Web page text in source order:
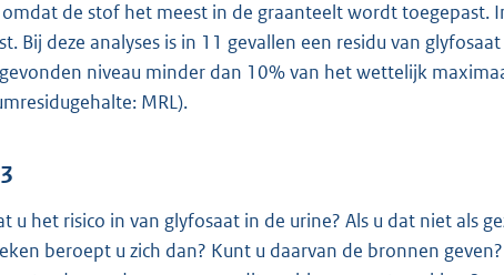
de stof het meest in de graanteelt wordt
Bij deze analyses is in 11 gevallen een residu van
niveau minder dan 10% van het wettelijk
MRL).
u het risico in van glyfosaat in de urine? Als u dat niet als
beroept u zich dan? Kunt u daarvan de bronnen